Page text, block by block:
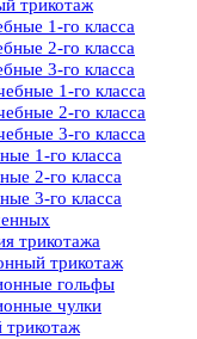
трикотаж
1-го класса
2-го класса
3-го класса
1-го класса
2-го класса
3-го класса
1-го класса
2-го класса
3-го класса
трикотажа
трикотаж
гольфы
чулки